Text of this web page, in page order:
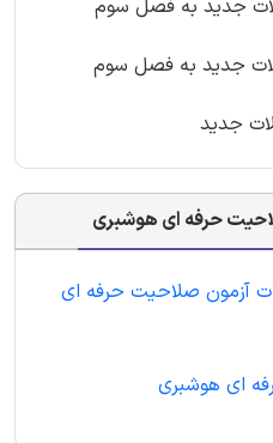
حرفه ای هوشبری
آزمون صلاحیت حرفه ای
ای هوشبری